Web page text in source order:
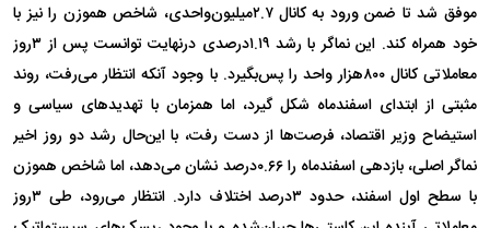
موفق شد تا ضمن ورود به کانال ۲.۷میلیون‌واحدی، شاخص هموزن را نیز با
خود همراه کند. این نماگر با رشد ۱.۱۹درصدی درنهایت توانست پس از ۳روز
معاملاتی کانال ۸۰۰هزار واحد را پس‌بگیرد. با وجود آنکه انتظار می‌رفت، روند
مثبتی از ابتدای اسفندماه شکل گیرد، اما همزمان با تهدید‌های سیاسی و
استیضاح وزیر اقتصاد، فرصت‌ها از دست رفت، با این‌حال رشد دو روز اخیر
نماگر اصلی، بازدهی اسفندماه را ۰.۶۶درصد نشان می‌دهد، اما شاخص هموزن
با سطح اول اسفند، حدود ۳درصد اختلاف دارد. انتظار می‌رود، طی ۳روز